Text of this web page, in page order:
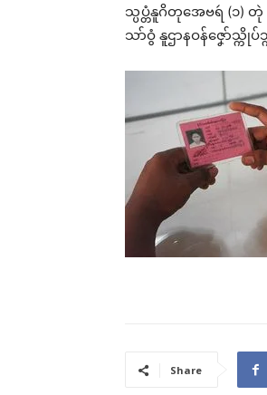
သ္ပပ္တံနူဂိတုအေဗရဴ (၁)
သာ်ဝွံ နူဌာနဝန်ဇၞော်သ္
Share